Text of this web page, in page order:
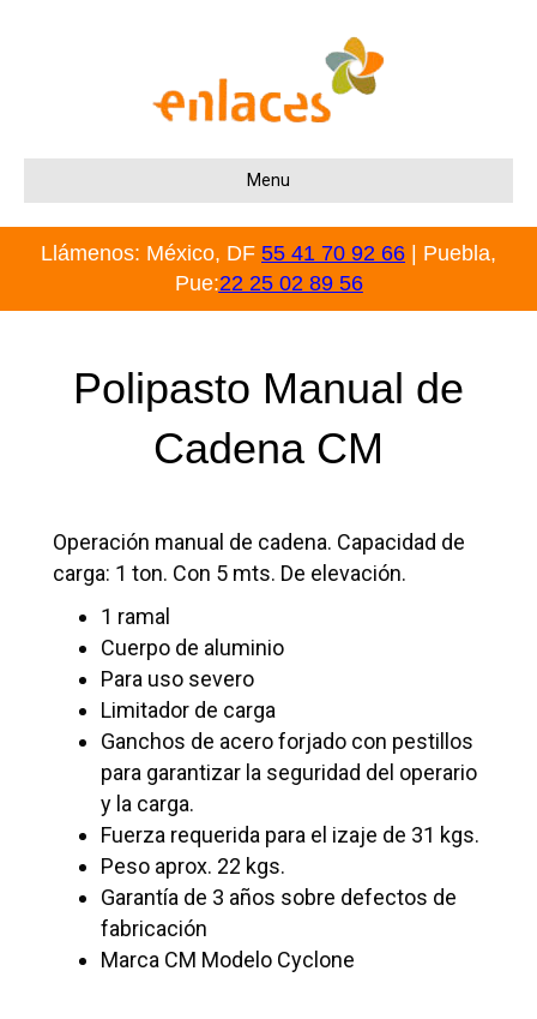
Menu
Llámenos: México, DF 55 41 70 92 66
| Puebla,
Pue:22 25 02 89 56
Polipasto Manual de
Cadena CM
Operación manual de cadena. Capacidad de
carga: 1 ton. Con 5 mts. De elevación.
1 ramal
Cuerpo de aluminio
Para uso severo
Limitador de carga
Ganchos de acero forjado con pestillos
para garantizar la seguridad del operario
y la carga.
Fuerza requerida para el izaje de 31 kgs.
Peso aprox. 22 kgs.
Garantía de 3 años sobre defectos de
fabricación
Marca CM Modelo Cyclone